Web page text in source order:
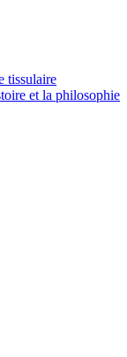
tissulaire
et la philosophie